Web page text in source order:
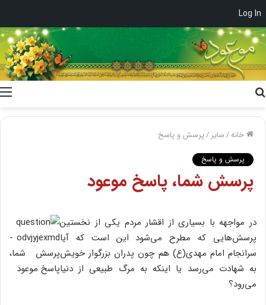
Log In
خانه/سایر /پرسش و پاسخ
پرسش و پاسخ
پرسش شما، پاسخ موعود
در مواجهه با بسیاری از اقشار مردم یکی از نخستین
پرسش‌هایی که مطرح می‌شود این است که آیا
سرانجام امام مهدی(ع) هم چون پدران بزرگوار خویش
به شهادت می‌رسد یا اینکه به مرگ طبیعی از دنیا
می‌رود؟